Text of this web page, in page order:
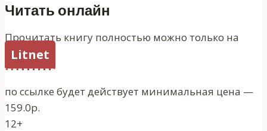
Читать онлайн
Прочитать книгу полностью можно только на
Litnet
по ссылке будет действует минимальная цена —
159.0р.
12+